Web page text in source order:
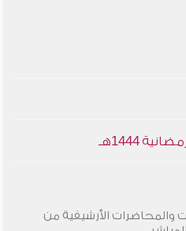
1444هـ
والمحاضرات الأرشيفية من